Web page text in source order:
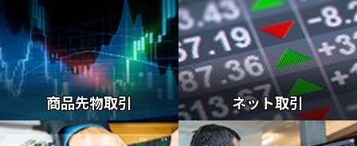
商品先物取引 ネット取引